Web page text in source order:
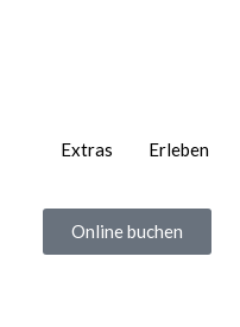
Extras Erleben
Online buchen